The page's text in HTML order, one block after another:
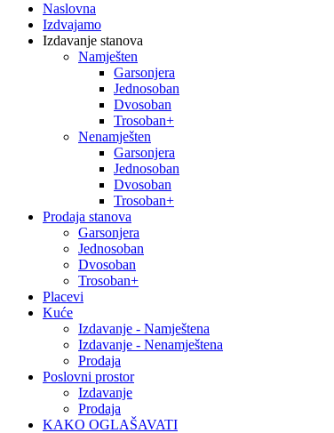
Naslovna
Izdvajamo
Izdavanje stanova
Namješten
Garsonjera
Jednosoban
Dvosoban
Trosoban+
Nenamješten
Garsonjera
Jednosoban
Dvosoban
Trosoban+
Prodaja stanova
Garsonjera
Jednosoban
Dvosoban
Trosoban+
Placevi
Kuće
Izdavanje - Namještena
Izdavanje - Nenamještena
Prodaja
Poslovni prostor
Izdavanje
Prodaja
KAKO OGLAŠAVATI